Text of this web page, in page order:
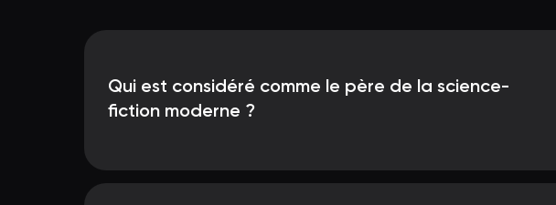
Qui est considéré comme le père de la science-
fiction moderne ?